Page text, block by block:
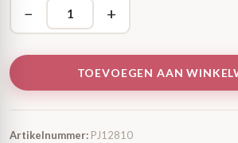
− +
TOEVOEGEN AAN
Artikelnummer: PJ12810